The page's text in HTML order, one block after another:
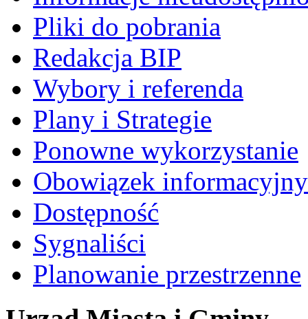
Pliki do pobrania
Redakcja BIP
Wybory i referenda
Plany i Strategie
Ponowne wykorzystanie
Obowiązek informacyjny
Dostępność
Sygnaliści
Planowanie przestrzenne